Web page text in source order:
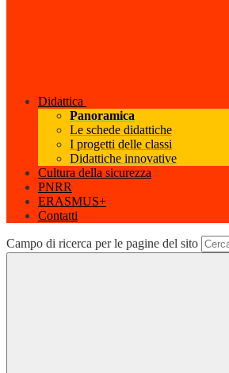
Didattica
Panoramica
Le schede didattiche
I progetti delle classi
Didattiche innovative
Cultura della sicurezza
PNRR
ERASMUS+
Contatti
Campo di ricerca per le pagine del sito